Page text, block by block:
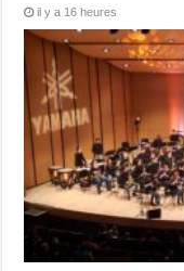
il y a 16 heures